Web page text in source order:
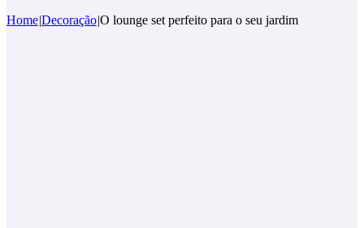
Home|Decoração|O lounge set perfeito para o seu jardim